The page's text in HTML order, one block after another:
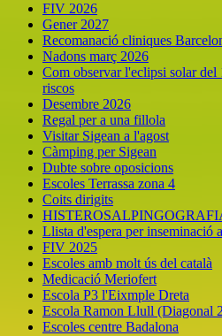
FIV 2026
Gener 2027
Recomanació cliniques
Nadons març 2026
Com observar l'eclipsi solar del
riscos
Desembre 2026
Regal per a una fillola
Visitar Sigean a l'agost
Càmping per Sigean
Dubte sobre oposicions
Escoles Terrassa zona 4
Coits dirigits
Llista d'espera per inseminació
FIV 2025
Escoles amb molt ús del català
Medicació Meriofert
Escola P3 l'Eixmple Dreta
Escola Ramon Llull (Diagonal
Escoles centre Badalona